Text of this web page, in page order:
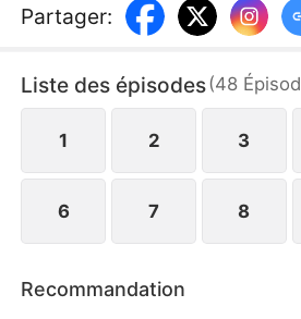
Lucas. Lucas, rongé par les
tard qu’il a perdu celle qui était
Partager:
Liste des épisodes(48
1 2 3
6 7 8
Recommandation